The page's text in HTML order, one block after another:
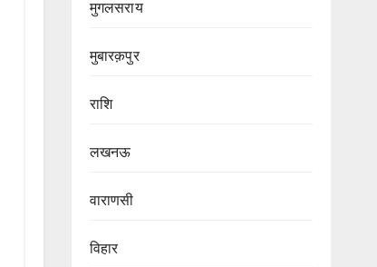
मुगलसराय
मुबारक़पुर
राशि
लखनऊ
वाराणसी
विहार